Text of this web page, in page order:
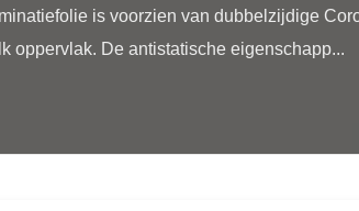
is voorzien van dubbelzijdige
oppervlak. De antistatische eigenschapp...